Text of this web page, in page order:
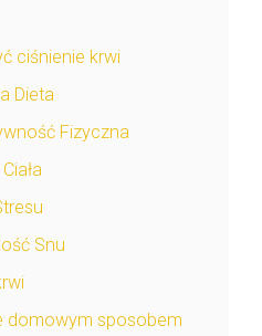
ciśnienie krwi
Dieta
Fizyczna
Snu
domowym sposobem